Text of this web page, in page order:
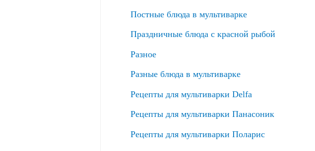
Постные блюда в мультиварке
Праздничные блюда с красной рыбой
Разное
Разные блюда в мультиварке
Рецепты для мультиварки Delfa
Рецепты для мультиварки Панасоник
Рецепты для мультиварки Поларис